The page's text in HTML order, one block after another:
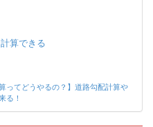
算できる
ってどうやるの？】道路勾配計算や
る！